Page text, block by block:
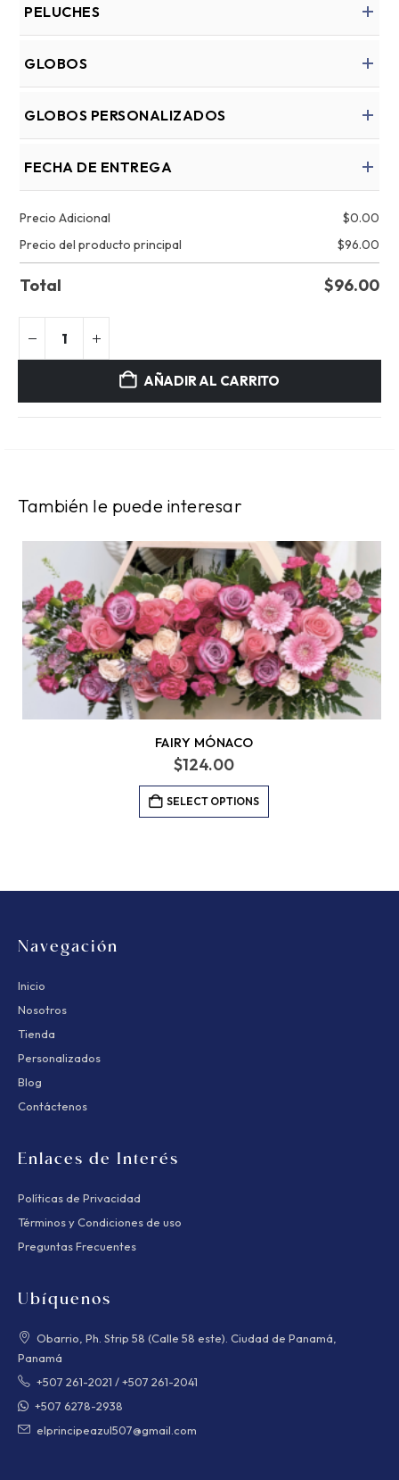
PELUCHES
GLOBOS
GLOBOS PERSONALIZADOS
FECHA DE ENTREGA
Precio Adicional $0.00
Precio del producto principal
$96.00
Total $96.00
AÑADIR AL CARRITO
También le puede interesar
FAIRY MÓNACO
$124.00
SELECT OPTIONS
Navegación
Inicio
Nosotros
Tienda
Personalizados
Blog
Contáctenos
Enlaces de Interés
Políticas de Privacidad
Términos y Condiciones de uso
Preguntas Frecuentes
Ubíquenos
Obarrio, Ph. Strip 58 (Calle 58 este). Ciudad de Panamá,
Panamá
+507 261-2021 /+507 261-2041
+507 6278-2938
elprincipeazul507@gmail.com